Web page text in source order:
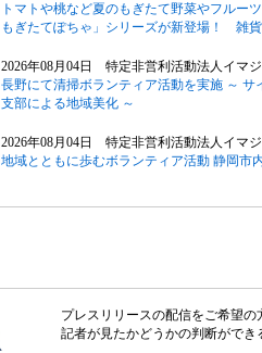
トマトや桃など夏のもぎたて野菜やフル
もぎたてぽちゃ」シリーズが新登場！ 雑
2026年08月04日 特定非営利活動法人イマ
長野にて清掃ボランティア活動を実施 ～
支部による地域美化 ～
2026年08月04日 特定非営利活動法人イマ
地域とともに歩むボランティア活動 静岡市
プレスリリースの配信をご希望の
記者が見たかどうかの判断がで